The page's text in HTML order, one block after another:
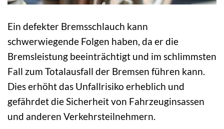
Ein defekter Bremsschlauch kann
schwerwiegende Folgen haben, da er die
Bremsleistung beeinträchtigt und im schlimmsten
Fall zum Totalausfall der Bremsen führen kann.
Dies erhöht das Unfallrisiko erheblich und
gefährdet die Sicherheit von Fahrzeuginsassen
und anderen Verkehrsteilnehmern.